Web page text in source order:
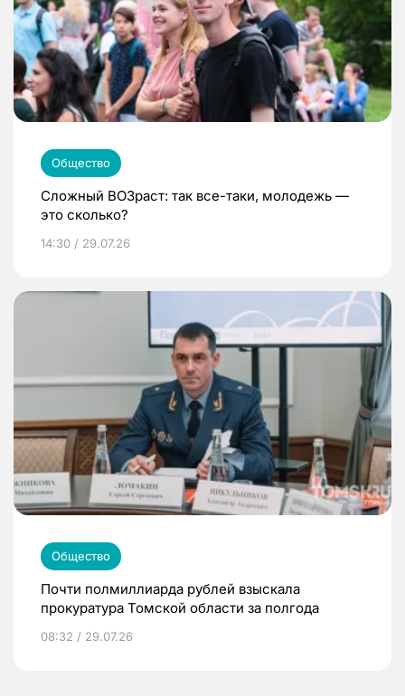
Общество
Сложный ВОЗраст: так все-таки, молодежь —
это сколько?
14:30 / 29.07.26
Общество
Почти полмиллиарда рублей взыскала
прокуратура Томской области за полгода
08:32 / 29.07.26